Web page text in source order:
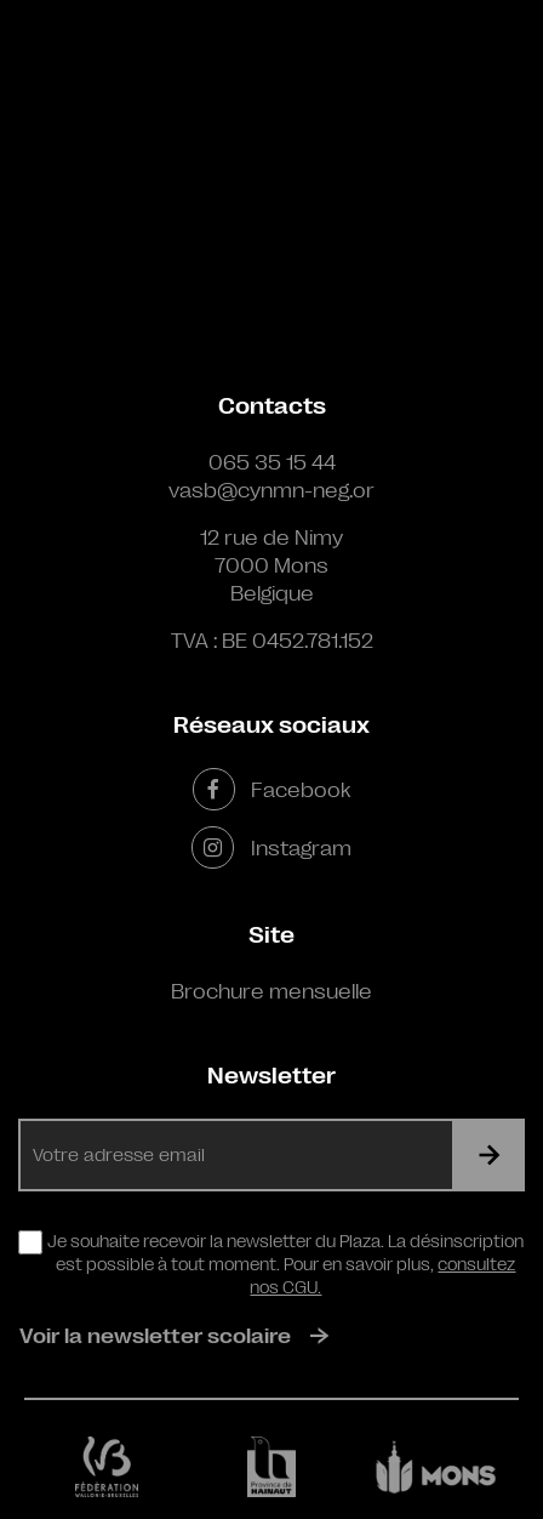
Contacts
065 35 15 44
vasb@cynmn-neg.or
12 rue de Nimy
7000 Mons
Belgique
TVA : BE 0452.781.152
Réseaux sociaux
Facebook
Instagram
Site
Brochure mensuelle
Newsletter
RGPD
Je souhaite recevoir la newsletter du Plaza. La désinscription
est possible à tout moment. Pour en savoir plus,consultez
nos CGU.
Voir la newsletter scolaire